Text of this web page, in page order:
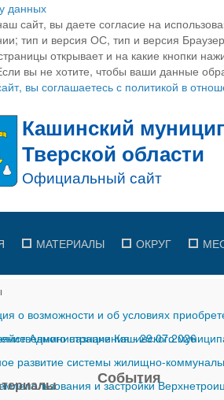
данных
сайт, вы даете согласие на
тип и версия ОС, тип и версия
открывает и на какие кнопки
вы не хотите, чтобы ваши данные
вы соглашаетесь с политикой в
МАТЕРИАЛЫ ОКРУГ
о возможности и об условиях
назначения-29.07.2026
Администрации Кашинского
развитие системы жилищно-
и застройки
События